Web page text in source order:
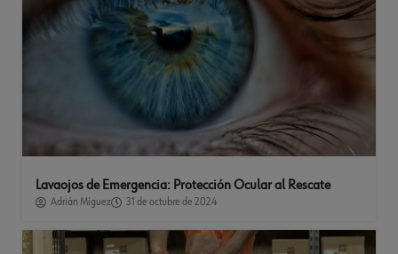
Lavaojos de Emergencia: Protección Ocular al Rescate
Adrián Míguez 31 de octubre de 2024